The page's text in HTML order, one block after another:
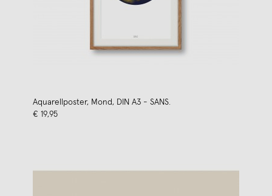
Aquarellposter, Mond, DIN A3 - SANS.
€ 19,95